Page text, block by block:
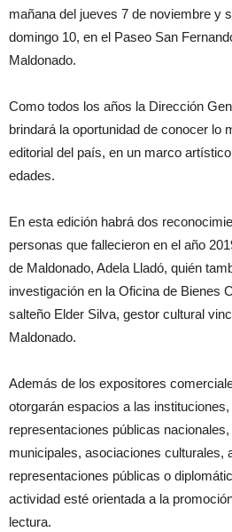
mañana del jueves 7 de noviembre y
domingo 10, en el Paseo San
Maldonado.
Como todos los años la Dirección
brindará la oportunidad de conocer lo
editorial del país, en un marco
edades.
En esta edición habrá dos
personas que fallecieron en el año
de Maldonado, Adela Lladó, quién
investigación en la Oficina de Bienes
salteño Elder Silva, gestor cultural
Maldonado.
Además de los expositores
otorgarán espacios a las
representaciones públicas
municipales, asociaciones culturales,
representaciones públicas o
actividad esté orientada a la
lectura.